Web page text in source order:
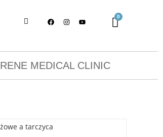
MEDICAL CLINIC